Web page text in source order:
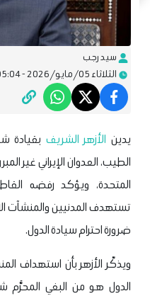
سيد رجب
الثلاثاء 05/مايو/2026 - 05:04 م
يدين الأزهر الشريف بقيادة
الطيب، العدوان الإيراني غير
المتحدة، ويؤكد رفضه
تستهدف المدنيين والمنشآت
ضرورة احترام سيادة الدول.
ويذكّر الأزهر بأن استهداف
الدول هو من البغي المحرَّم